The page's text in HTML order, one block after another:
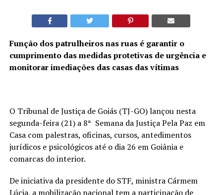
Função dos patrulheiros nas ruas é garantir o
cumprimento das medidas protetivas de urgência e
monitorar imediações das casas das vítimas
O Tribunal de Justiça de Goiás (TJ-GO) lançou nesta
segunda-feira (21) a 8ª Semana da Justiça Pela Paz em
Casa com palestras, oficinas, cursos, antedimentos
jurídicos e psicológicos até o dia 26 em Goiânia e
comarcas do interior.
De iniciativa da presidente do STF, ministra Cármem
Lúcia, a mobilização nacional tem a participação de